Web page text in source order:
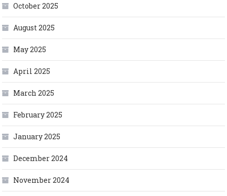
October 2025
August 2025
May 2025
April 2025
March 2025
February 2025
January 2025
December 2024
November 2024